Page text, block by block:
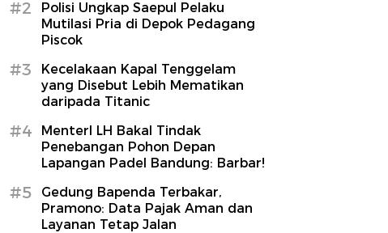
#2
Polisi Ungkap Saepul Pelaku
Mutilasi Pria di Depok Pedagang
Piscok
#3
Kecelakaan Kapal Tenggelam
yang Disebut Lebih Mematikan
daripada Titanic
#4
MenterI LH Bakal Tindak
Penebangan Pohon Depan
Lapangan Padel Bandung: Barbar!
#5
Gedung Bapenda Terbakar,
Pramono: Data Pajak Aman dan
Layanan Tetap Jalan